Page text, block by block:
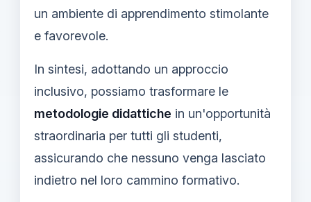
un ambiente di apprendimento stimolante
e favorevole.
In sintesi, adottando un approccio
inclusivo, possiamo trasformare le
metodologie didattiche in un'opportunità
straordinaria per tutti gli studenti,
assicurando che nessuno venga lasciato
indietro nel loro cammino formativo.